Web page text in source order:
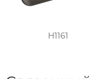
H1161